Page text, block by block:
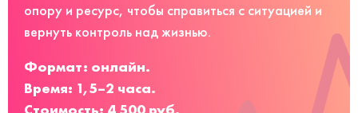
опору и ресурс, чтобы справиться с ситуацией и
вернуть контроль над жизнью.
Формат: онлайн.
Время: 1,5–2 часа.
Стоимость: 4 500 руб.